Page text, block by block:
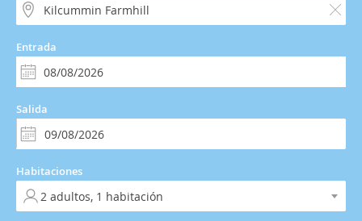
Entrada
Salida
Habitaciones